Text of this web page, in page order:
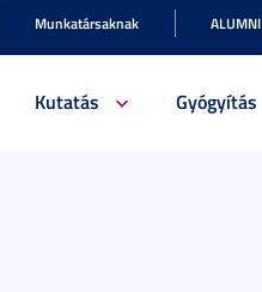
Munkatársaknak ALUMNI
Kutatás Gyógyítás